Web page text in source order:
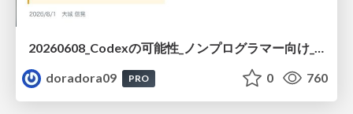
20260608_Codexの可能性_ノンプログラマー向け_大城追記
doradora09
PRO 0 760